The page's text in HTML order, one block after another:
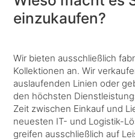
einzukaufen?
Wir bieten ausschließlich
Kollektionen an. Wir
auslaufenden Linien oder
den höchsten
Zeit zwischen Einkauf und
neuesten IT- und Logistik-
greifen ausschließlich auf